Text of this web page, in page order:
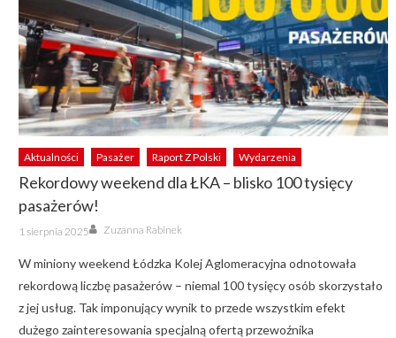
Aktualności Pasażer Raport Z Polski Wydarzenia
Rekordowy weekend dla ŁKA – blisko 100 tysięcy
pasażerów!
Posted
on
1 sierpnia 2025 Author
Zuzanna Rabinek
W miniony weekend Łódzka Kolej Aglomeracyjna odnotowała
rekordową liczbę pasażerów – niemal 100 tysięcy osób skorzystało
z jej usług. Tak imponujący wynik to przede wszystkim efekt
dużego zainteresowania specjalną ofertą przewoźnika